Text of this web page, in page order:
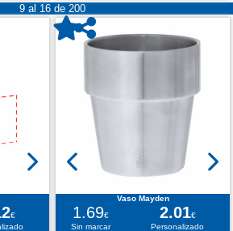
9 al 16 de 200
€
Vaso Mayden
1.69€ 2.01€
Sin marcar
Personalizado